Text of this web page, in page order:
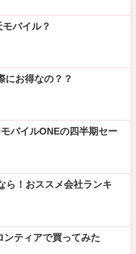
バイル？
にお得なの？？
バイルONEの四半期セー
ら！おススメ会社ランキ
ンティアで買ってみた